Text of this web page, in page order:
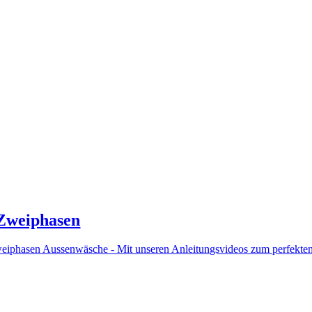
Aussenwäsche - Mit unseren Anleitungsvideos zum